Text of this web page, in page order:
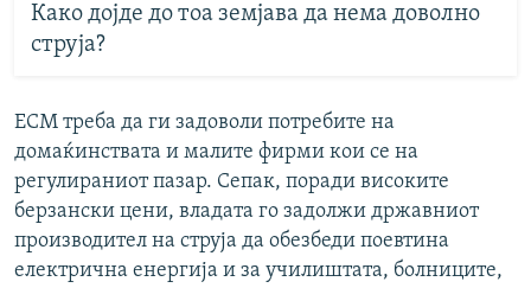
Како дојде до тоа земјава да нема доволно
струја?
ЕСМ треба да ги задоволи потребите на
домаќинствата и малите фирми кои се на
регулираниот пазар. Сепак, поради високите
берзански цени, владата го задолжи државниот
производител на струја да обезбеди поевтина
електрична енергија и за училиштата, болниците,